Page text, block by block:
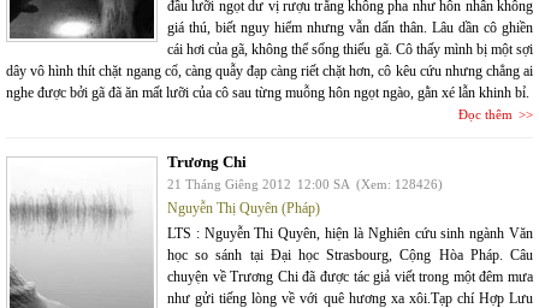
đầu lưỡi ngọt dư vị rượu trắng không pha như hôn nhân không
giá thú, biết nguy hiểm nhưng vẫn dấn thân. Lâu dần cô ghiền
cái hơi của gã, không thể sống thiếu gã. Cô thấy mình bị một sợi
dây vô hình thít chặt ngang cổ, càng quẫy đạp càng riết chặt hơn, cô kêu cứu nhưng chẳng ai
nghe được bởi gã đã ăn mất lưỡi của cô sau từng muỗng hôn ngọt ngào, gằn xé lẫn khinh bỉ.
Đọc thêm
Trương Chi
21 Tháng Giêng 2012 12:00 SA (Xem: 128426)
Nguyễn Thị Quyên (Pháp)
LTS : Nguyễn Thi Quyên, hiện là Nghiên cứu sinh ngành Văn
học so sánh tại Đại học Strasbourg, Cộng Hòa Pháp. Câu
chuyện về Trương Chi đã được tác giả viết trong một đêm mưa
như gửi tiếng lòng về với quê hương xa xôi.Tạp chí Hợp Lưu